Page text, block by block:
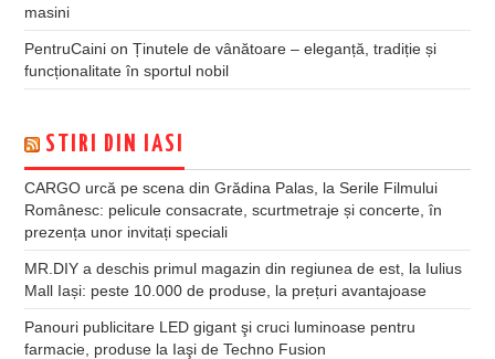
masini
PentruCaini onȚinutele de vânătoare – eleganță, tradiție și
funcționalitate în sportul nobil
STIRI DIN IASI
CARGO urcă pe scena din Grădina Palas, la Serile Filmului
Românesc: pelicule consacrate, scurtmetraje și concerte, în
prezența unor invitați speciali
MR.DIY a deschis primul magazin din regiunea de est, la Iulius
Mall Iași: peste 10.000 de produse, la prețuri avantajoase
Panouri publicitare LED gigant şi cruci luminoase pentru
farmacie, produse la Iaşi de Techno Fusion